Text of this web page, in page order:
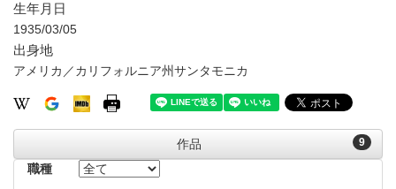
生年月日
1935/03/05
出身地
アメリカ／カリフォルニア州サンタモニカ
9
作品
職種